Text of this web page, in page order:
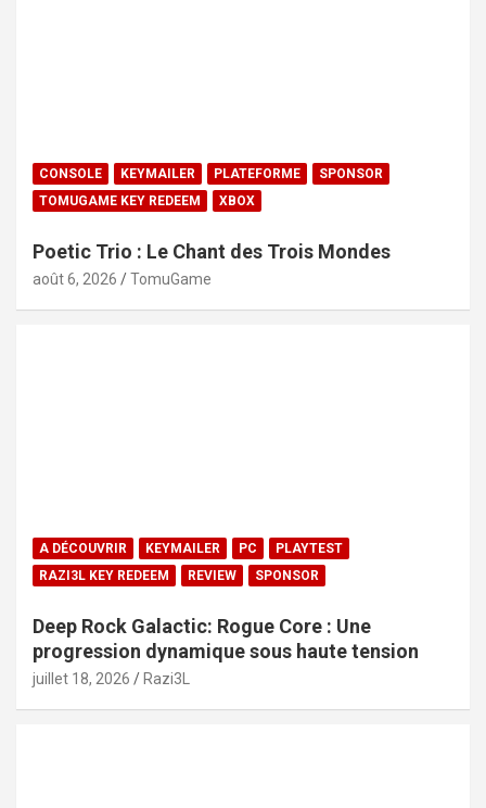
CONSOLE KEYMAILER PLATEFORME
SPONSOR
TOMUGAME KEY REDEEM
XBOX
Poetic Trio : Le Chant des Trois Mondes
août 6, 2026 TomuGame
A DÉCOUVRIR KEYMAILER PC
PLAYTEST
RAZI3L KEY REDEEM
REVIEW SPONSOR
Deep Rock Galactic: Rogue Core : Une
progression dynamique sous haute tension
juillet 18, 2026 Razi3L